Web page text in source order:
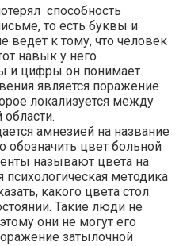
способность
то есть буквы и
ведет к тому, что человек
навык у него
и цифры он понимает.
является поражение
локализуется между
амнезией на название
обозначить цвет больной
называют цвета на
психологическая методика
какого цвета стол
Такие люди не
они не могут его
затылочной